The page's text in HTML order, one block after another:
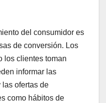
del consumidor es
de conversión. Los
los clientes toman
informar las
las ofertas de
como hábitos de